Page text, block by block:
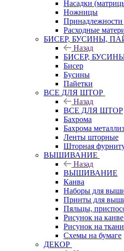
Насадки
Ножницы
Принадлежности
Расходные
БИСЕР, БУСИНЫ,
Назад
БИСЕР,
Бисер
Бусины
Пайетки
ВСЕ ДЛЯ ШТОР
Назад
ВСЕ ДЛЯ ШТОР
Бахрома
Бахрома
Ленты шторные
Шторная
ВЫШИВАНИЕ
Назад
ВЫШИВАНИЕ
Канва
Наборы для
Принты для
Пяльцы,
Рисунок на
Рисунок на
Схемы на бумаге
ДЕКОР